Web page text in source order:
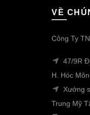
VỀ
Công Ty
47/9R
H. Hóc
Xưởng
Trung Mỹ